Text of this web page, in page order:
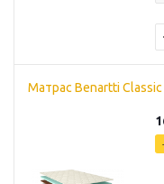
Матрас Benartti Classic
-